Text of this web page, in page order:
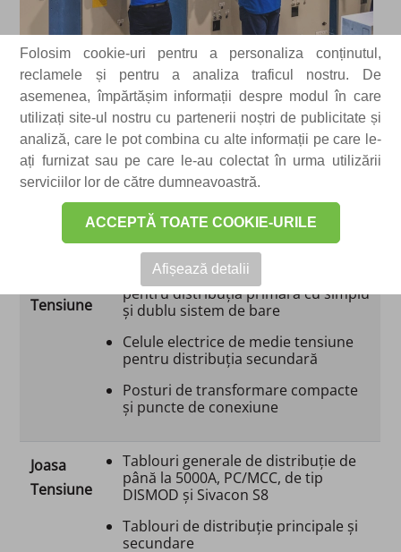
Folosim cookie-uri pentru a personaliza conținutul,
reclamele și pentru a analiza traficul nostru. De
asemenea, împărtășim informații despre modul în care
utilizați site-ul nostru cu partenerii noștri de publicitate și
analiză, care le pot combina cu alte informații pe care le-
ați furnizat sau pe care le-au colectat în urma utilizării
serviciilor lor de către dumneavoastră.
ACCEPTĂ TOATE COOKIE-URILE
Afișează detalii
Tensiune
Celule electrice de medie tensiune
pentru distribuția primară cu simplu
și dublu sistem de bare
Celule electrice de medie tensiune
pentru distribuția secundară
Posturi de transformare compacte
și puncte de conexiune
Joasa
Tensiune
Tablouri generale de distribuție de
până la 5000A, PC/MCC, de tip
DISMOD și Sivacon S8
Tablouri de distribuție principale și
secundare